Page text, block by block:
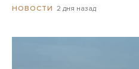
НОВОСТИ 2 дня назад